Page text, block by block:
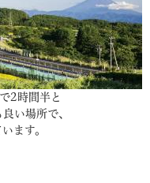
2時間半と
い場所で、
ます。